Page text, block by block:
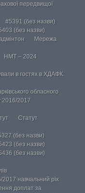
передвищої
#5391 (без назви)
(без назви)
Мережа
НМТ – 2024
в гостях в ХДАФК.
обласного
2016/2017
Статут
(без назви)
(без назви)
(без назви)
навчальний рік
доплат за